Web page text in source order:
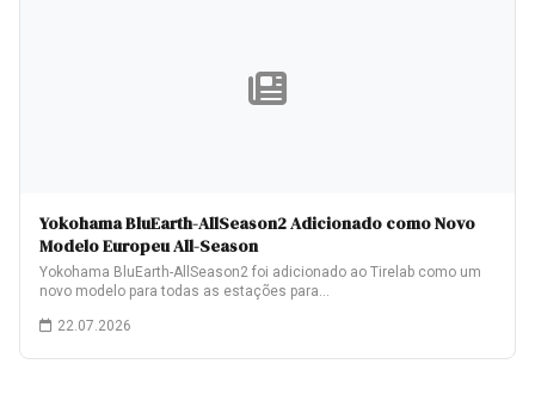
Yokohama BluEarth-AllSeason2 Adicionado como Novo
Modelo Europeu All-Season
Yokohama BluEarth-AllSeason2 foi adicionado ao Tirelab como um
novo modelo para todas as estações para…
22.07.2026